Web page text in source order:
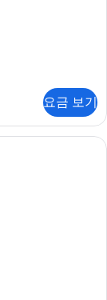
요금 보기
1개 | 고급 침구, 오